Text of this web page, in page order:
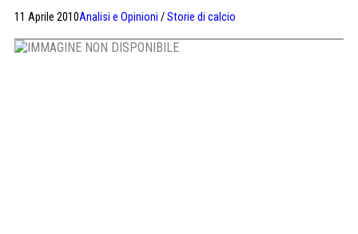
espellere in un momento topico della gara e della
stagione, Fabio Quagliarella è diventato il simbolo del
sogno spezzato della Champions League. […]
11 Aprile 2010Analisi e Opinioni /Storie di calcio